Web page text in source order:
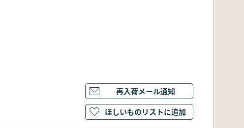
再入荷メール通知
ほしいものリストに追加